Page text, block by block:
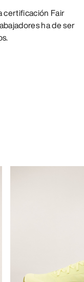
certificación Fair
ha de ser